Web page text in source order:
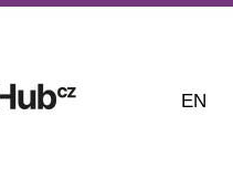
EN